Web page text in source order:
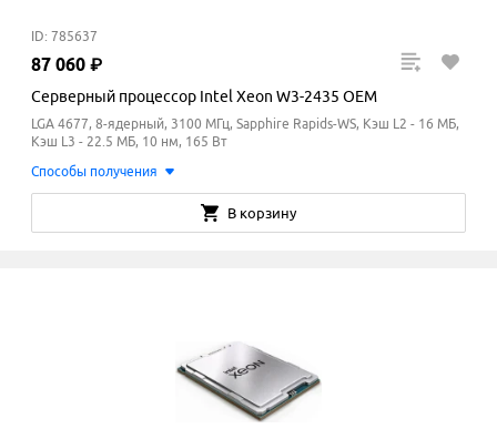
ID: 785637
87 060 ₽
Серверный процессор Intel Xeon W3-2435 OEM
LGA 4677, 8-ядерный, 3100 МГц, Sapphire Rapids-WS, Кэш L2 - 16 МБ,
Кэш L3 - 22.5 МБ, 10 нм, 165 Вт
Способы получения
В корзину